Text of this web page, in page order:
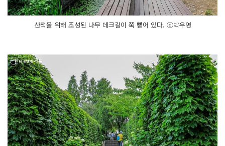
산책을 위해 조성된 나무 데크길이 쭉 뻗어 있다. ⓒ박우영